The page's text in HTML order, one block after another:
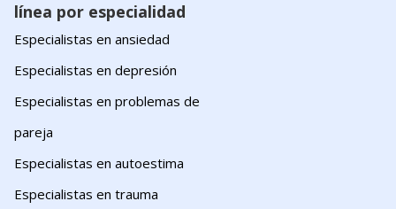
línea por especialidad
Especialistas en ansiedad
Especialistas en depresión
Especialistas en problemas de
pareja
Especialistas en autoestima
Especialistas en trauma